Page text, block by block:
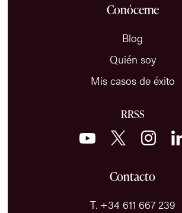
Conóceme
Blog
Quién soy
Mis casos de éxito
RRSS
Contacto
T. +34 611 667 239